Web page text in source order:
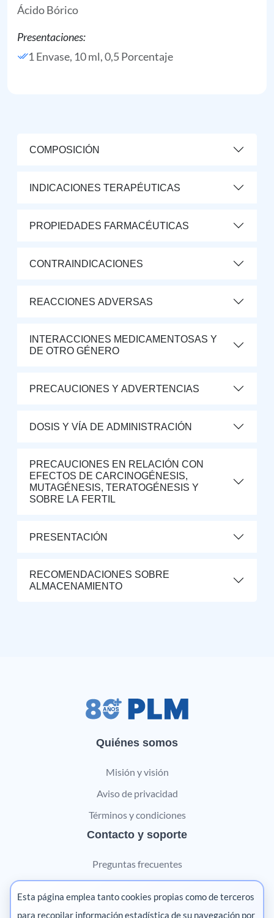
Ácido Bórico
Presentaciones:
1 Envase, 10 ml, 0,5 Porcentaje
COMPOSICIÓN
INDICACIONES TERAPÉUTICAS
PROPIEDADES FARMACÉUTICAS
CONTRAINDICACIONES
REACCIONES ADVERSAS
INTERACCIONES MEDICAMENTOSAS Y
DE OTRO GÉNERO
PRECAUCIONES Y ADVERTENCIAS
DOSIS Y VÍA DE ADMINISTRACIÓN
PRECAUCIONES EN RELACIÓN CON
EFECTOS DE CARCINOGÉNESIS,
MUTAGÉNESIS, TERATOGÉNESIS Y
SOBRE LA FERTIL
PRESENTACIÓN
RECOMENDACIONES SOBRE
ALMACENAMIENTO
Quiénes somos
Misión y visión
Aviso de privacidad
Términos y condiciones
Contacto y soporte
Preguntas frecuentes
Contáctanos
Marketing digital
Esta página emplea tanto cookies propias como de terceros
para recopilar información estadística de su navegación por